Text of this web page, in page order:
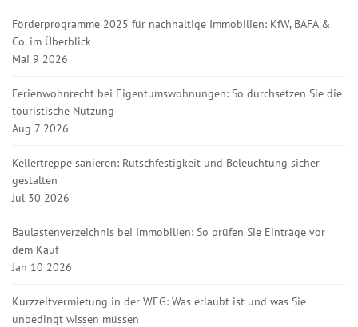
Förderprogramme 2025 für nachhaltige Immobilien: KfW, BAFA &
Co. im Überblick
Mai 9 2026
Ferienwohnrecht bei Eigentumswohnungen: So durchsetzen Sie die
touristische Nutzung
Aug 7 2026
Kellertreppe sanieren: Rutschfestigkeit und Beleuchtung sicher
gestalten
Jul 30 2026
Baulastenverzeichnis bei Immobilien: So prüfen Sie Einträge vor
dem Kauf
Jan 10 2026
Kurzzeitvermietung in der WEG: Was erlaubt ist und was Sie
unbedingt wissen müssen